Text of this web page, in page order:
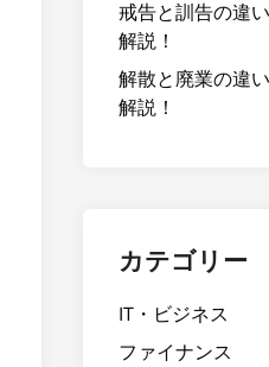
戒告と訓告の違
解説！
解散と廃業の違
解説！
カテゴリー
IT・ビジネス
ファイナンス